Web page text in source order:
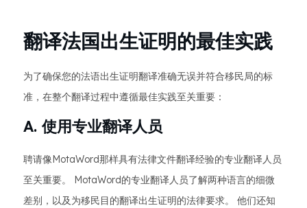
翻译法国出生证明的最佳实践
为了确保您的法语出生证明翻译准确无误并符合移民局的标
准，在整个翻译过程中遵循最佳实践至关重要：
A. 使用专业翻译人员
聘请像MotaWord那样具有法律文件翻译经验的专业翻译人员
至关重要。 MotaWord的专业翻译人员了解两种语言的细微
差别，以及为移民目的翻译出生证明的法律要求。 他们还知